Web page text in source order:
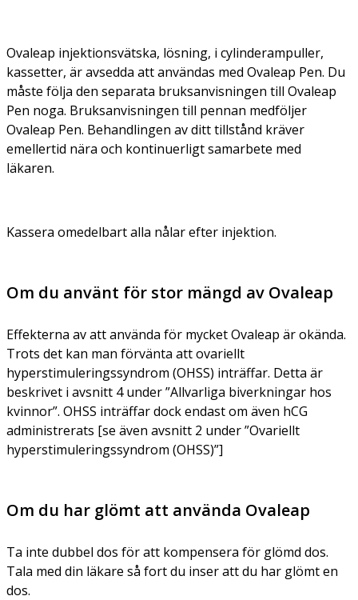
Ovaleap injektionsvätska, lösning, i cylinderampuller,
kassetter, är avsedda att användas med Ovaleap Pen. Du
måste följa den separata bruksanvisningen till Ovaleap
Pen noga. Bruksanvisningen till pennan medföljer
Ovaleap Pen. Behandlingen av ditt tillstånd kräver
emellertid nära och kontinuerligt samarbete med
läkaren.
Kassera omedelbart alla nålar efter injektion.
Om du använt för stor mängd av Ovaleap
Effekterna av att använda för mycket Ovaleap är okända.
Trots det kan man förvänta att ovariellt
hyperstimuleringssyndrom (OHSS) inträffar. Detta är
beskrivet i avsnitt 4 under ”Allvarliga biverkningar hos
kvinnor”. OHSS inträffar dock endast om även hCG
administrerats [se även avsnitt 2 under ”Ovariellt
hyperstimuleringssyndrom (OHSS)”]
Om du har glömt att använda Ovaleap
Ta inte dubbel dos för att kompensera för glömd dos.
Tala med din läkare så fort du inser att du har glömt en
dos.